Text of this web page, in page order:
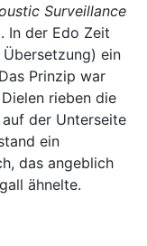
Surveillance
In der Edo Zeit
ein
Prinzip war
rieben die
der Unterseite
ein
das angeblich
ähnelte.